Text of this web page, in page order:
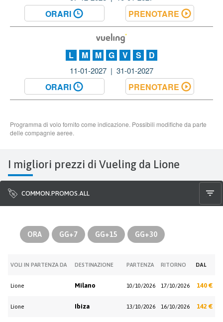
I migliori prezzi di Vueling da Lione
COMMON.PROMOS.ALL
ORA GG+7 GG+15 GG+30
VOLI IN PARTENZA DA DESTINAZIONE PARTENZA RITORNO DAL
Lione Milano 10/10/2026 17/10/2026 140 €
Lione Ibiza 13/10/2026 16/10/2026 142 €